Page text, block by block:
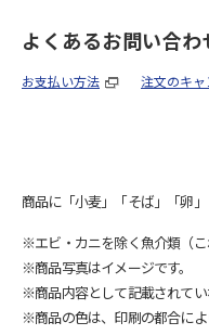
よくあるお問い合わ
お支払い方法 注文のキ
商品に「小麦」「そば」「卵
※エビ・カニを除く魚介類（
※商品写真はイメージです。
※商品内容として記載されてい
※商品の色は、印刷の都合によ